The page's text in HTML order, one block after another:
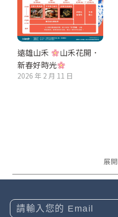
遠雄山禾
山禾花開．
新春好時光
2026 年 2 月 11 日
展開